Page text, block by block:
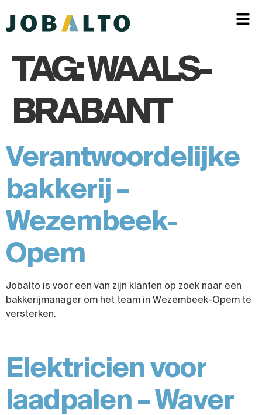
TAG:WAALS-
BRABANT
Verantwoordelijke
bakkerij –
Wezembeek-
Opem
Jobalto is voor een van zijn klanten op zoek naar een
bakkerijmanager om het team in Wezembeek-Opem te
versterken.
Elektricien voor
laadpalen – Waver